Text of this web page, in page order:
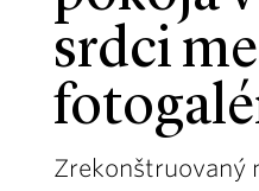
srdci
Zrekonštruovaný